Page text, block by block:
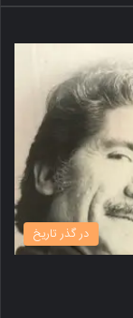
در گذر تاریخ